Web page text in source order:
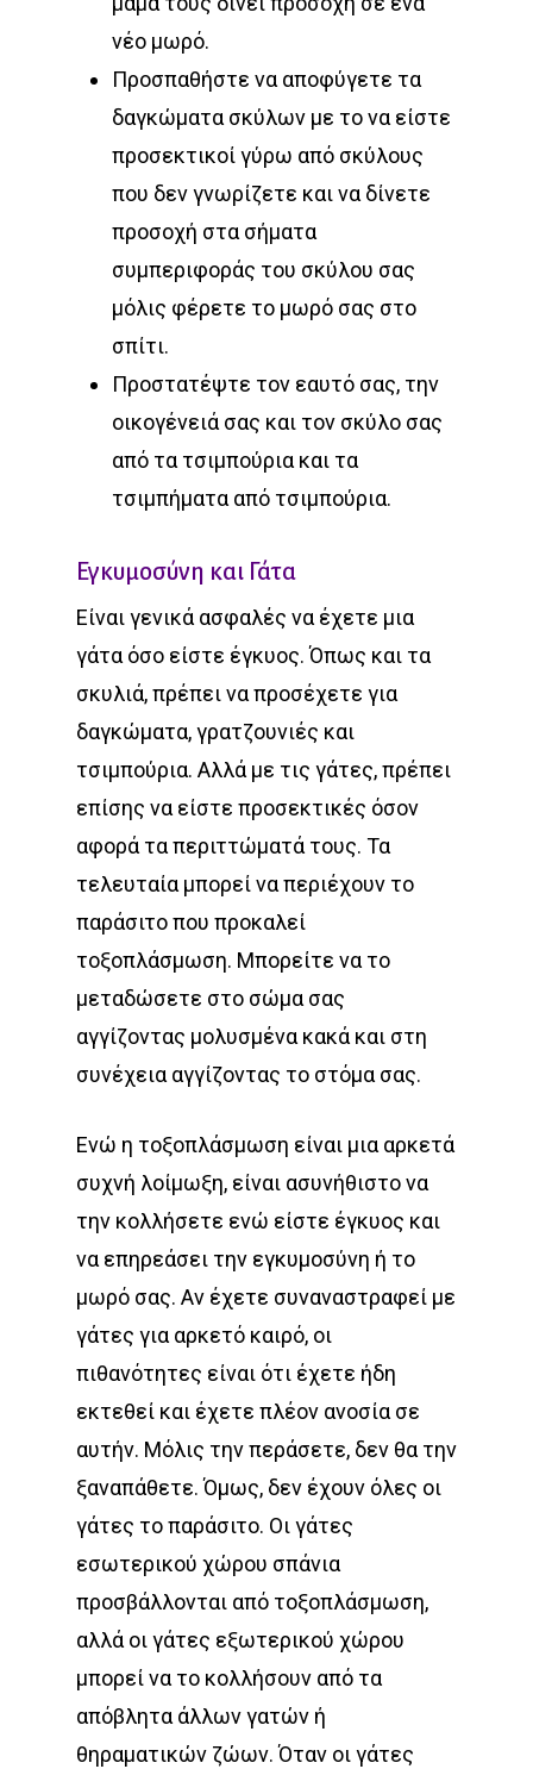
νέο μωρό.
Προσπαθήστε να αποφύγετε τα
δαγκώματα σκύλων με το να είστε
προσεκτικοί γύρω από σκύλους
που δεν γνωρίζετε και να δίνετε
προσοχή στα σήματα
συμπεριφοράς του σκύλου σας
μόλις φέρετε το μωρό σας στο
σπίτι.
Προστατέψτε τον εαυτό σας, την
οικογένειά σας και τον σκύλο σας
από τα τσιμπούρια και τα
τσιμπήματα από τσιμπούρια.
Εγκυμοσύνη και Γάτα
Είναι γενικά ασφαλές να έχετε μια
γάτα όσο είστε έγκυος. Όπως και τα
σκυλιά, πρέπει να προσέχετε για
δαγκώματα, γρατζουνιές και
τσιμπούρια. Αλλά με τις γάτες, πρέπει
επίσης να είστε προσεκτικές όσον
αφορά τα περιττώματά τους. Τα
τελευταία μπορεί να περιέχουν το
παράσιτο που προκαλεί
τοξοπλάσμωση. Μπορείτε να το
μεταδώσετε στο σώμα σας
αγγίζοντας μολυσμένα κακά και στη
συνέχεια αγγίζοντας το στόμα σας.
Ενώ η τοξοπλάσμωση είναι μια αρκετά
συχνή λοίμωξη, είναι ασυνήθιστο να
την κολλήσετε ενώ είστε έγκυος και
να επηρεάσει την εγκυμοσύνη ή το
μωρό σας. Αν έχετε συναναστραφεί με
γάτες για αρκετό καιρό, οι
πιθανότητες είναι ότι έχετε ήδη
εκτεθεί και έχετε πλέον ανοσία σε
αυτήν. Μόλις την περάσετε, δεν θα την
ξαναπάθετε. Όμως, δεν έχουν όλες οι
γάτες το παράσιτο. Οι γάτες
εσωτερικού χώρου σπάνια
προσβάλλονται από τοξοπλάσμωση,
αλλά οι γάτες εξωτερικού χώρου
μπορεί να το κολλήσουν από τα
απόβλητα άλλων γατών ή
θηραματικών ζώων. Όταν οι γάτες